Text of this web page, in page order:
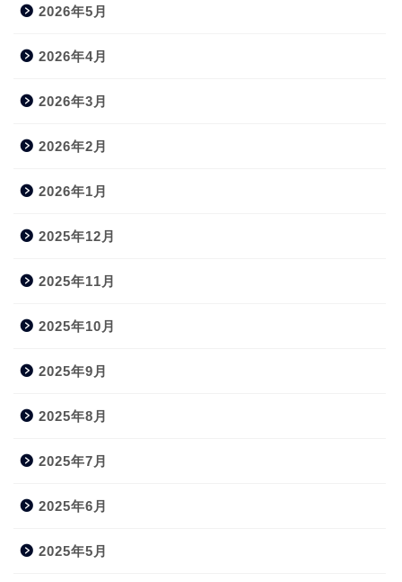
2026年5月
2026年4月
2026年3月
2026年2月
2026年1月
2025年12月
2025年11月
2025年10月
2025年9月
2025年8月
2025年7月
2025年6月
2025年5月